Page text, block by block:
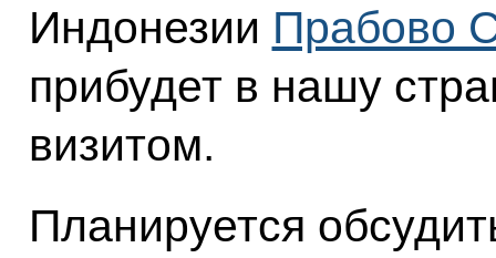
Индонезии Прабово
прибудет в нашу
визитом.
Планируется